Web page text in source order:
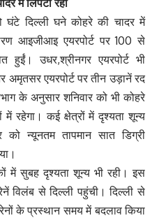
घंटे दिल्ली घने कोहरे की चादर में
आइजीआइ एयरपोर्ट पर 100 से
हुईं। उधर,श्रीनगर एयरपोर्ट भी
अमृतसर एयरपोर्ट पर तीन उड़ानें रद
के अनुसार शनिवार को भी कोहरे
में रहेगा। कई क्षेत्रों में दृश्यता शून्य
को न्यूनतम तापमान सात डिग्री
में सुबह दृश्यता शून्य भी रही। इस
विलंब से दिल्ली पहुंची। दिल्ली से
के प्रस्थान समय में बदलाव किया